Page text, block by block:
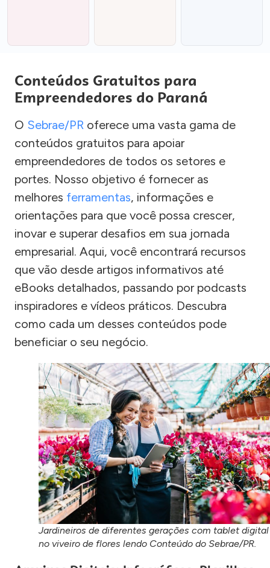
Conteúdos Gratuitos para
Empreendedores do Paraná
O Sebrae/PR oferece uma vasta gama de
conteúdos gratuitos para apoiar
empreendedores de todos os setores e
portes. Nosso objetivo é fornecer as
melhores ferramentas, informações e
orientações para que você possa crescer,
inovar e superar desafios em sua jornada
empresarial. Aqui, você encontrará recursos
que vão desde artigos informativos até
eBooks detalhados, passando por podcasts
inspiradores e vídeos práticos. Descubra
como cada um desses conteúdos pode
beneficiar o seu negócio.
Jardineiros de diferentes gerações com tablet digital
no viveiro de flores lendo Conteúdo do Sebrae/PR.